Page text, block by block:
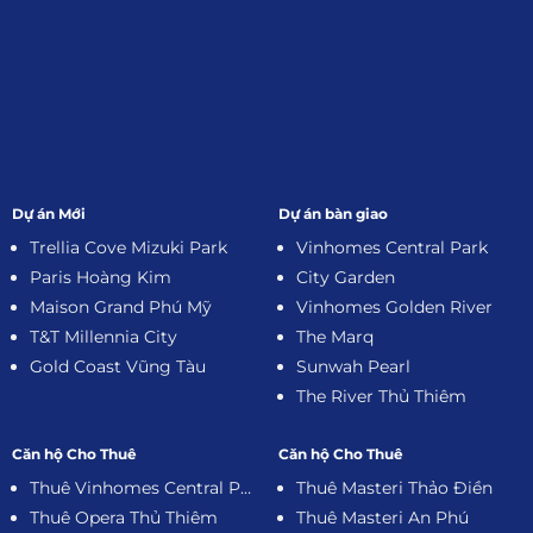
Dự án Mới
Trellia Cove Mizuki Park
Paris Hoàng Kim
Maison Grand Phú Mỹ
T&T Millennia City
Gold Coast Vũng Tàu
Dự án bàn giao
Vinhomes Central Park
City Garden
Vinhomes Golden River
The Marq
Sunwah Pearl
The River Thủ Thiêm
Căn hộ Cho Thuê
Thuê Vinhomes Central Park
Thuê Opera Thủ Thiêm
Căn hộ Cho Thuê
Thuê Masteri Thảo Điền
Thuê Masteri An Phú